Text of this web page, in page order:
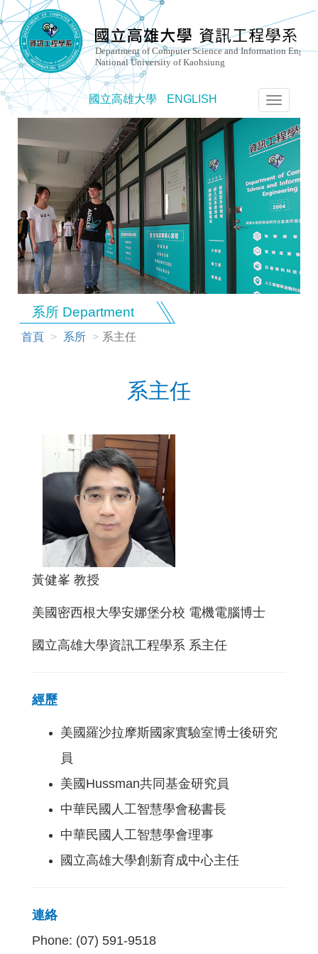
國立高雄大學 ENGLISH
選
單
切
換
系所 Department
首頁 系所 系主任
系主任
黃健峯 教授
美國密西根大學安娜堡分校 電機電腦博士
國立高雄大學資訊工程學系 系主任
經歷
美國羅沙拉摩斯國家實驗室博士後研究
員
美國Hussman共同基金研究員
中華民國人工智慧學會秘書長
中華民國人工智慧學會理事
國立高雄大學創新育成中心主任
連絡
Phone: (07) 591-9518